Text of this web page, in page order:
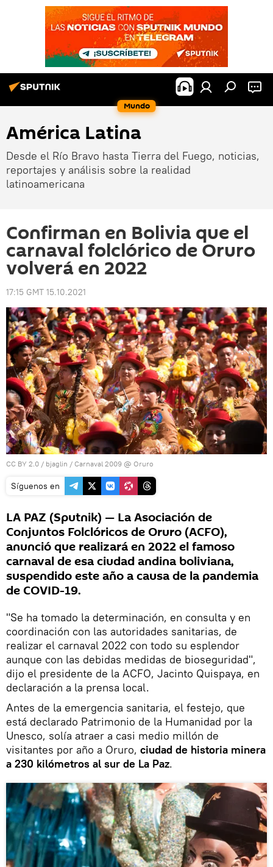
Mundo
América Latina
Desde el Río Bravo hasta Tierra del Fuego, noticias,
reportajes y análisis sobre la realidad
latinoamericana
Confirman en Bolivia que el
carnaval folclórico de Oruro
volverá en 2022
17:15 GMT 15.10.2021
CC BY 2.0 / bjaglin / Carnaval 2009 @ Oruro
Síguenos en
LA PAZ (Sputnik) — La Asociación de
Conjuntos Folclóricos de Oruro (ACFO),
anunció que realizará en 2022 el famoso
carnaval de esa ciudad andina boliviana,
suspendido este año a causa de la pandemia
de COVID-19.
"Se ha tomado la determinación, en consulta y en
coordinación con las autoridades sanitarias, de
realizar el carnaval 2022 con todo su esplendor
aunque con las debidas medidas de bioseguridad",
dijo el presidente de la ACFO, Jacinto Quispaya, en
declaración a la prensa local.
Antes de la emergencia sanitaria, el festejo, que
está declarado Patrimonio de la Humanidad por la
Unesco, solía atraer a casi medio millón de
visitantes por año a Oruro, ciudad de historia minera
a 230 kilómetros al sur de La Paz.